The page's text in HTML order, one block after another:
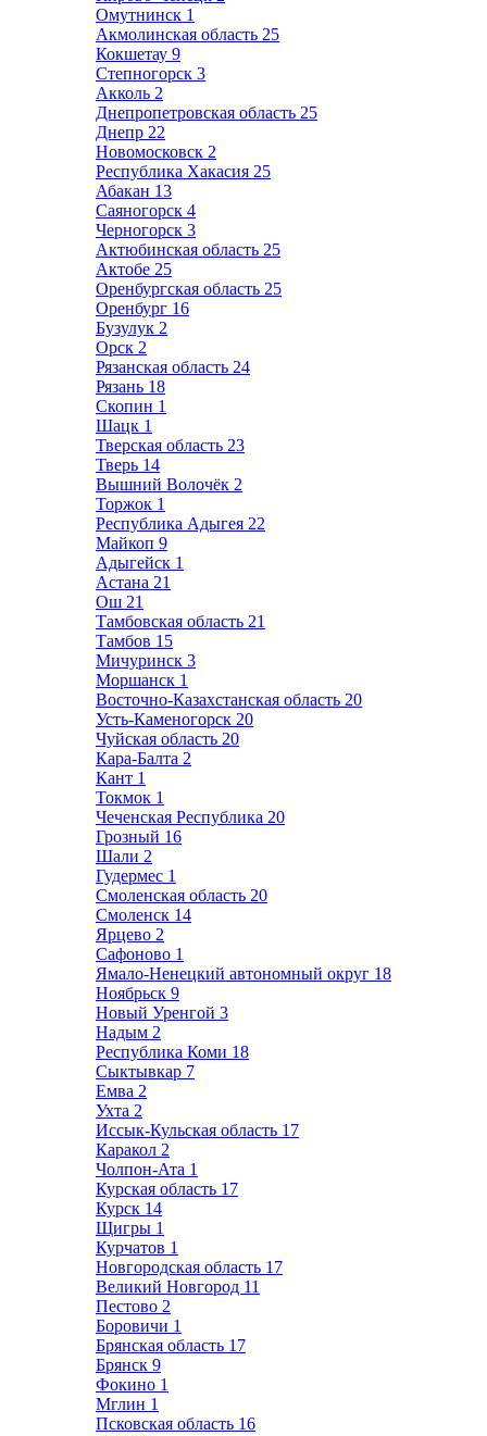
Омутнинск 1
Акмолинская область 25
Кокшетау 9
Степногорск 3
Акколь 2
Днепропетровская область 25
Днепр 22
Новомосковск 2
Республика Хакасия 25
Абакан 13
Саяногорск 4
Черногорск 3
Актюбинская область 25
Актобе 25
Оренбургская область 25
Оренбург 16
Бузулук 2
Орск 2
Рязанская область 24
Рязань 18
Скопин 1
Шацк 1
Тверская область 23
Тверь 14
Вышний Волочёк 2
Торжок 1
Республика Адыгея 22
Майкоп 9
Адыгейск 1
Астана 21
Ош 21
Тамбовская область 21
Тамбов 15
Мичуринск 3
Моршанск 1
Восточно-Казахстанская область 20
Усть-Каменогорск 20
Чуйская область 20
Кара-Балта 2
Кант 1
Токмок 1
Чеченская Республика 20
Грозный 16
Шали 2
Гудермес 1
Смоленская область 20
Смоленск 14
Ярцево 2
Сафоново 1
Ямало-Ненецкий автономный округ 18
Ноябрьск 9
Новый Уренгой 3
Надым 2
Республика Коми 18
Сыктывкар 7
Емва 2
Ухта 2
Иссык-Кульская область 17
Каракол 2
Чолпон-Ата 1
Курская область 17
Курск 14
Щигры 1
Курчатов 1
Новгородская область 17
Великий Новгород 11
Пестово 2
Боровичи 1
Брянская область 17
Брянск 9
Фокино 1
Мглин 1
Псковская область 16